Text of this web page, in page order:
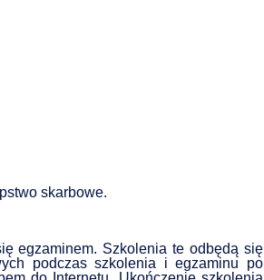
skarbowe.
egzaminem. Szkolenia te odbędą się
podczas szkolenia i egzaminu po
CZYTAJ KOMUNIKAT